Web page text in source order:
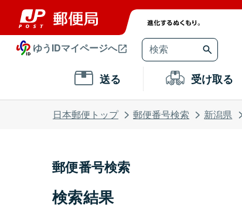
ゆうIDマイページへ
送る 受け取る
日本郵便トップ 郵便番号検索 新潟県
郵便番号検索
検索結果